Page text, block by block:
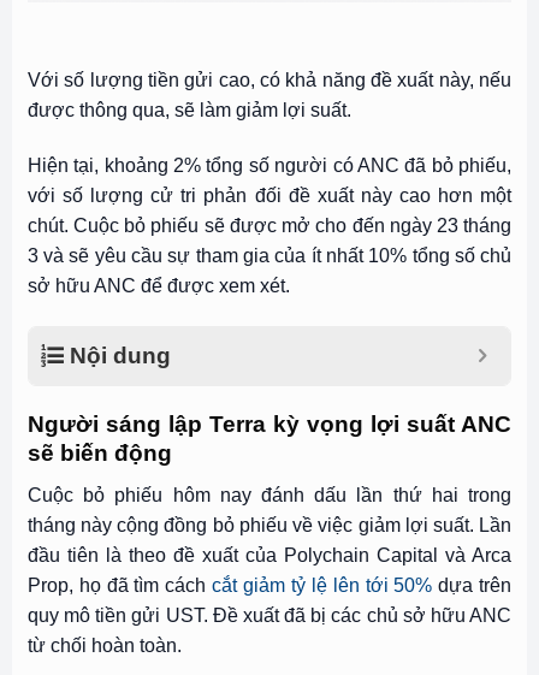
Với số lượng tiền gửi cao, có khả năng đề xuất này, nếu
được thông qua, sẽ làm giảm lợi suất.
Hiện tại, khoảng 2% tổng số người có ANC đã bỏ phiếu,
với số lượng cử tri phản đối đề xuất này cao hơn một
chút. Cuộc bỏ phiếu sẽ được mở cho đến ngày 23 tháng
3 và sẽ yêu cầu sự tham gia của ít nhất 10% tổng số chủ
sở hữu ANC để được xem xét.
Nội dung
Người sáng lập Terra kỳ vọng lợi suất ANC
sẽ biến động
Cuộc bỏ phiếu hôm nay đánh dấu lần thứ hai trong
tháng này cộng đồng bỏ phiếu về việc giảm lợi suất. Lần
đầu tiên là theo đề xuất của Polychain Capital và Arca
Prop, họ đã tìm cáchcắt giảm tỷ lệ lên tới 50% dựa trên
quy mô tiền gửi UST. Đề xuất đã bị các chủ sở hữu ANC
từ chối hoàn toàn.